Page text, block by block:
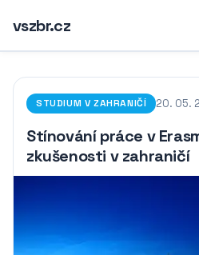
vszbr.cz
STUDIUM V ZAHRANIČÍ 20. 05.
Stínování práce v
zkušenosti v zahraničí